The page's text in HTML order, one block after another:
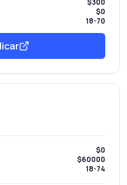
$300
$0
18-70
$0
$60000
18-74